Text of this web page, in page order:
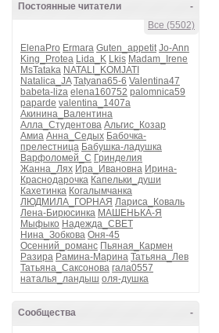
-
Постоянные читатели
Все (5502)
ElenaPro Ermara Guten_appetit Jo-Ann
King_Protea Lida_K Lkis Madam_Irene
MsTataka NATALI_KOMJATI
Natalica_JA Tatyana65-6 Valentina47
babeta-liza elena160752 palomnica59
paparde valentina_1407a
Акинина_Валентина
Алла_Студентова Альгис_Козар
Амиа Анна_Седых Бабочка-
прелестница Бабушка-ладушка
Варфоломей_С Гринделия
Жанна_Лях Ира_Ивановна Ирина-
Краснодарочка Капельки_души
Кахетинка Когалымчанка
ЛЮДМИЛА_ГОРНАЯ Лариса_Коваль
Лена-Бирюсинка МАШЕНЬКА-Я
Мыфыко Надежда_СВЕТ
Нина_Зобкова Оня-45
Осенний_романс Пьяная_Кармен
Разира Рамина-Марина Татьяна_Лев
Татьяна_Саксонова гала0557
наталья_ландыш оля-душка
-
Сообщества